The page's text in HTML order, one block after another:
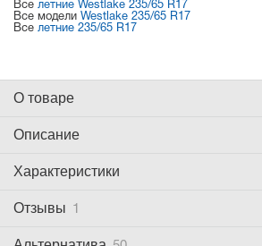
Все летние Westlake 235/65 R17
Все модели Westlake 235/65 R17
Все летние 235/65 R17
О товаре
Описание
Характеристики
Отзывы 1